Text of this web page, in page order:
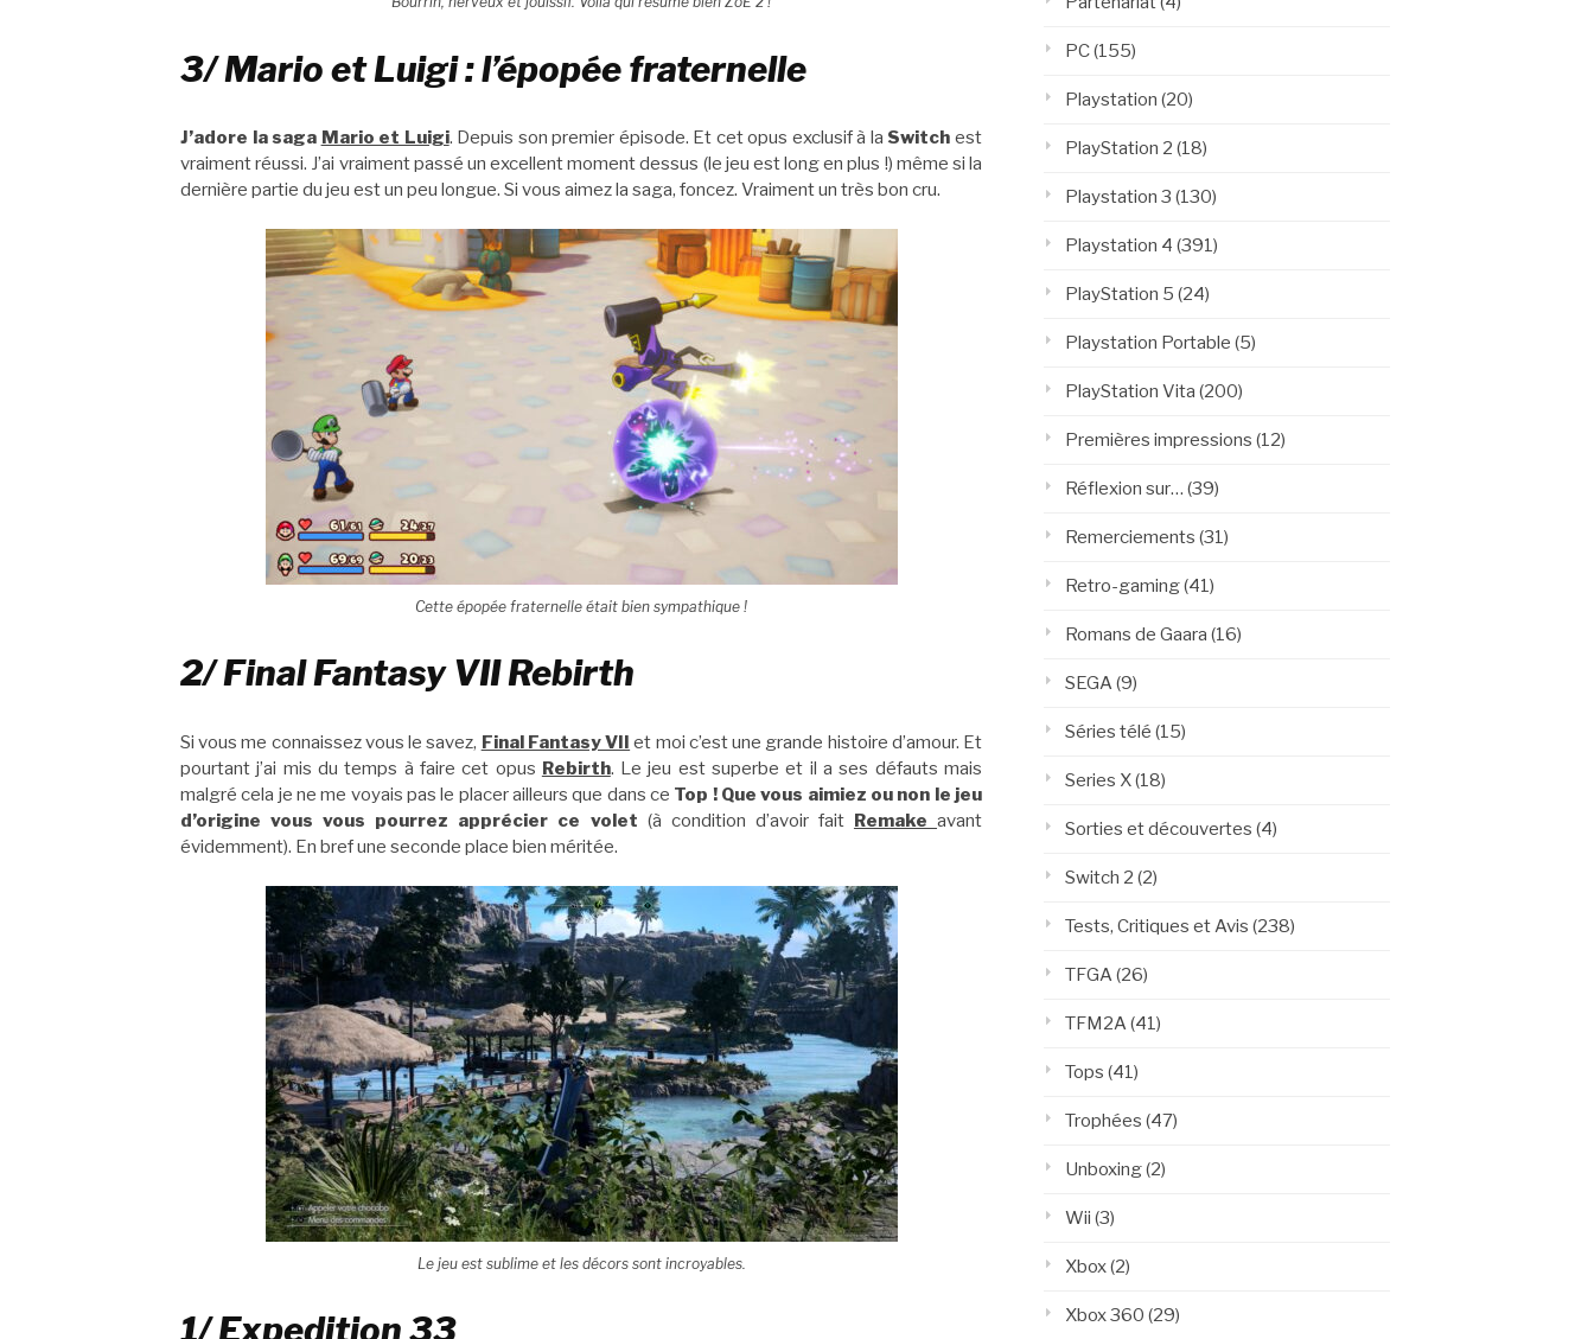
3/ Mario et Luigi : l’épopée fraternelle
J’adore la saga Mario et Luigi. Depuis son premier épisode. Et cet opus exclusif à la Switchest
vraiment réussi. J’ai vraiment passé un excellent moment dessus (le jeu est long en plus !) même si la
dernière partie du jeu est un peu longue. Si vous aimez la saga, foncez. Vraiment un très bon cru.
Cette épopée fraternelle était bien sympathique !
2/ Final Fantasy VII Rebirth
Si vous me connaissez vous le savez, Final Fantasy VII et moi c’est une grande histoire d’amour. Et
pourtant j’ai mis du temps à faire cet opus Rebirth. Le jeu est superbe et il a ses défauts mais
malgré cela je ne me voyais pas le placer ailleurs que dans ce Top ! Que vous aimiez ou non le jeu
d’origine vous vous pourrez apprécier ce volet (à condition d’avoir fait Remakeavant
évidemment). En bref une seconde place bien méritée.
Le jeu est sublime et les décors sont incroyables.
1/ Expedition 33
PC(155)
Playstation (20)
PlayStation 2 (18)
Playstation 3 (130)
Playstation 4 (391)
PlayStation 5 (24)
Playstation Portable (5)
PlayStation Vita (200)
Premières impressions (12)
Réflexion sur… (39)
Remerciements (31)
Retro-gaming(41)
Romans de Gaara (16)
SEGA (9)
Séries télé (15)
Series X(18)
Sorties et découvertes (4)
Switch 2 (2)
Tests, Critiques et Avis (238)
TFGA (26)
TFM2A (41)
Tops (41)
Trophées (47)
Unboxing(2)
Wii (3)
Xbox(2)
Xbox 360 (29)